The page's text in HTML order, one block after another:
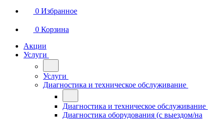
0 Избранное
0 Корзина
Акции
Услуги
Услуги
Диагностика и техническое обслуживание
Диагностика и техническое обслуживание
Диагностика оборудования (с выездом/на